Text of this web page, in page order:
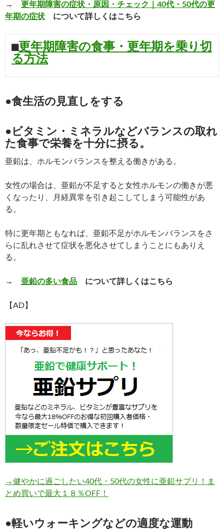
→ 更年期障害の症状・原因・チェック｜40代・50代の更
年期の症状 について詳しくはこちら
■更年期障害の食事・更年期を乗り切
る方法
●食生活の見直しをする
●ビタミン・ミネラルなどバランスの取れ
た食事で栄養を十分に摂る。
亜鉛は、ホルモンバランスを整える働きがある。
女性の場合は、亜鉛が不足すると女性ホルモンの働きが悪
くなったり、月経異常を引き起こしてしまう可能性があ
る。
特に更年期ともなれば、亜鉛不足がホルモンバランスをさ
らに乱れさせて症状を悪化させてしまうことにもありえ
る。
→ 亜鉛の多い食品 について詳しくはこちら
【AD】
→健やかに過ごしたい40代・50代の女性に亜鉛サプリ！ま
とめ買いで最大１８％OFF！
●軽いウォーキングなどの適度な運動